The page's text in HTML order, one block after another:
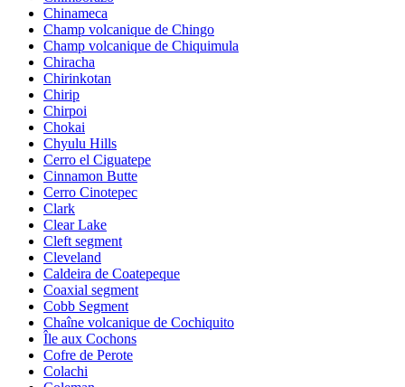
Chinameca
Champ volcanique de Chingo
Champ volcanique de Chiquimula
Chiracha
Chirinkotan
Chirip
Chirpoi
Chokai
Chyulu Hills
Cerro el Ciguatepe
Cinnamon Butte
Cerro Cinotepec
Clark
Clear Lake
Cleft segment
Cleveland
Caldeira de Coatepeque
Coaxial segment
Cobb Segment
Chaîne volcanique de Cochiquito
Île aux Cochons
Cofre de Perote
Colachi